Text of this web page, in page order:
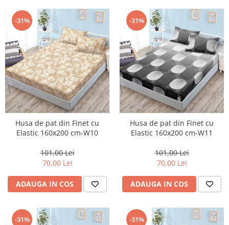
-31%
Husa de pat din Finet cu
Elastic 160x200 cm-W10
101,00 Lei
70,00 Lei
ADAUGA IN COS
-31%
Husa de pat din Finet cu
Elastic 160x200 cm-W11
101,00 Lei
70,00 Lei
ADAUGA IN COS
-31% -31%